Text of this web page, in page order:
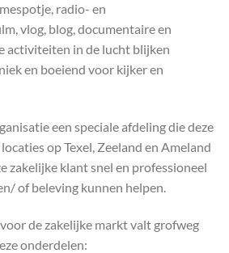
radio- en
vlog, blog, documentaire en
activiteiten in de lucht blijken
en boeiend voor kijker en
een speciale afdeling die deze
op Texel, Zeeland en Ameland
zakelijke klant snel en professioneel
of beleving kunnen helpen.
de zakelijke markt valt grofweg
onderdelen: